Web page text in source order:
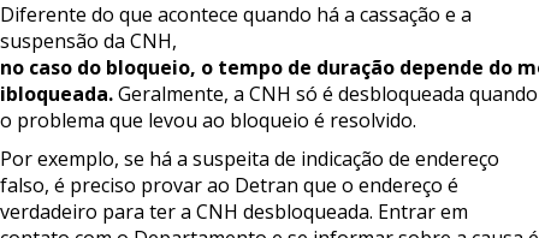
Diferente do que acontece quando há a cassação e a
suspensão da CNH,
no caso do bloqueio, o tempo de duração depende do
ibloqueada.Geralmente, a CNH só é desbloqueada quando
o problema que levou ao bloqueio é resolvido.
Por exemplo, se há a suspeita de indicação de endereço
falso, é preciso provar ao Detran que o endereço é
verdadeiro para ter a CNH desbloqueada. Entrar em